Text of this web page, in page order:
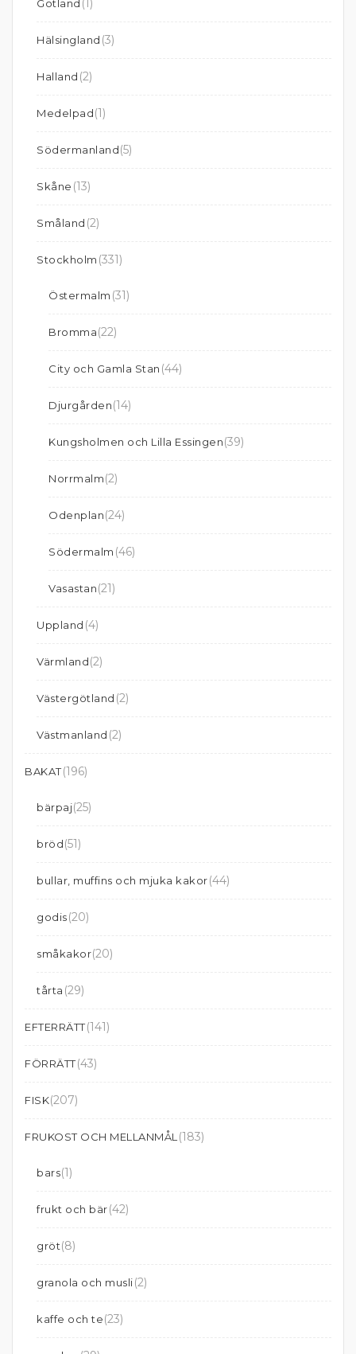
Gotland (1)
Hälsingland (3)
Halland (2)
Medelpad(1)
Södermanland(5)
Skåne (13)
Småland (2)
Stockholm (331)
Östermalm (31)
Bromma(22)
City och Gamla Stan (44)
Djurgården(14)
Kungsholmen och Lilla Essingen(39)
Norrmalm(2)
Odenplan(24)
Södermalm (46)
Vasastan(21)
Uppland (4)
Värmland(2)
Västergötland (2)
Västmanland (2)
BAKAT(196)
bärpaj(25)
bröd(51)
bullar, muffins och mjuka kakor(44)
godis(20)
småkakor(20)
tårta (29)
EFTERRÄTT(141)
FÖRRÄTT(43)
FISK(207)
FRUKOST OCH MELLANMÅL (183)
bars(1)
frukt och bär(42)
gröt(8)
granola och musli(2)
kaffe och te(23)